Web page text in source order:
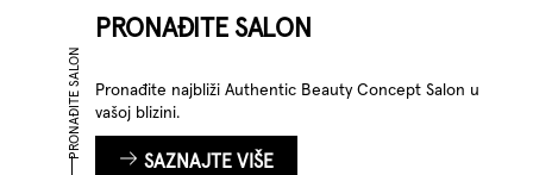
PRONAĐITE SALON
Pronađite najbliži Authentic Beauty Concept Salon u
vašoj blizini.
SAZNAJTE VIŠE
PRONAĐITE SALON